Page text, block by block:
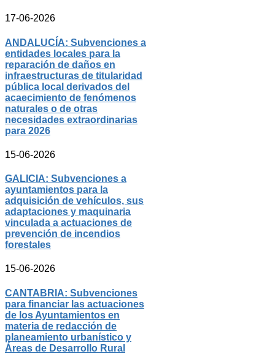
17-06-2026
ANDALUCÍA: Subvenciones a
entidades locales para la
reparación de daños en
infraestructuras de titularidad
pública local derivados del
acaecimiento de fenómenos
naturales o de otras
necesidades extraordinarias
para 2026
15-06-2026
GALICIA: Subvenciones a
ayuntamientos para la
adquisición de vehículos, sus
adaptaciones y maquinaria
vinculada a actuaciones de
prevención de incendios
forestales
15-06-2026
CANTABRIA: Subvenciones
para financiar las actuaciones
de los Ayuntamientos en
materia de redacción de
planeamiento urbanístico y
Áreas de Desarrollo Rural